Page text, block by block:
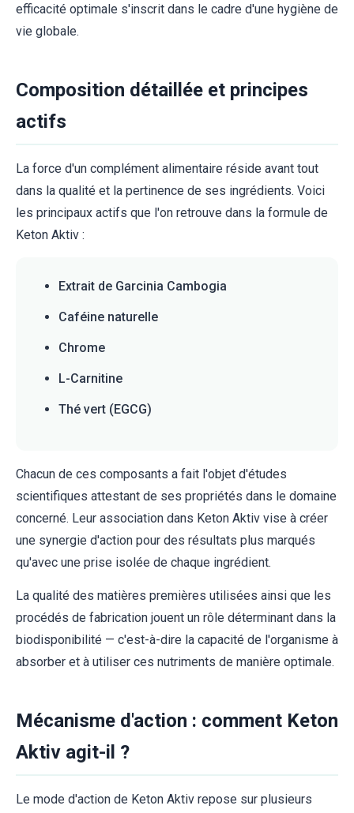
efficacité optimale s'inscrit dans le cadre d'une hygiène de
vie globale.
Composition détaillée et principes
actifs
La force d'un complément alimentaire réside avant tout
dans la qualité et la pertinence de ses ingrédients. Voici
les principaux actifs que l'on retrouve dans la formule de
Keton Aktiv :
Extrait de Garcinia Cambogia
Caféine naturelle
Chrome
L-Carnitine
Thé vert (EGCG)
Chacun de ces composants a fait l'objet d'études
scientifiques attestant de ses propriétés dans le domaine
concerné. Leur association dans Keton Aktiv vise à créer
une synergie d'action pour des résultats plus marqués
qu'avec une prise isolée de chaque ingrédient.
La qualité des matières premières utilisées ainsi que les
procédés de fabrication jouent un rôle déterminant dans la
biodisponibilité — c'est-à-dire la capacité de l'organisme à
absorber et à utiliser ces nutriments de manière optimale.
Mécanisme d'action : comment Keton
Aktiv agit-il ?
Le mode d'action de Keton Aktiv repose sur plusieurs